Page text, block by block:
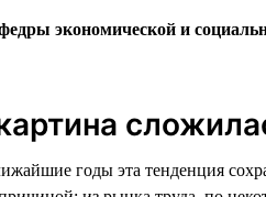
экономической и
годы эта тенденция